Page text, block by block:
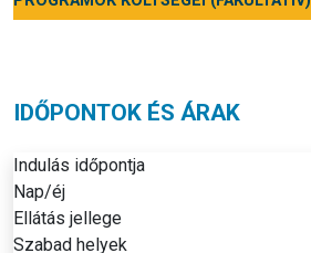
IDŐPONTOK ÉS ÁRAK
Indulás időpontja
Nap/éj
Ellátás jellege
Szabad helyek